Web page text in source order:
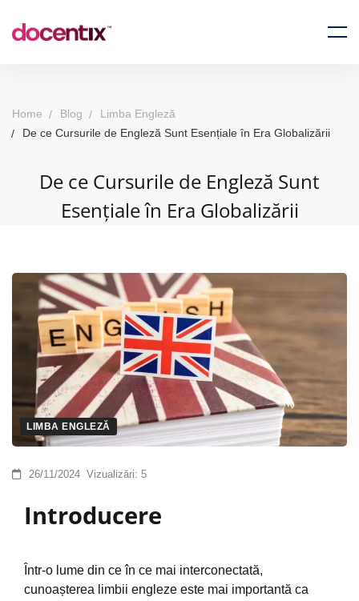
Home Blog
Limba Engleză
De ce Cursurile de Engleză Sunt Esențiale în Era Globalizării
De ce Cursurile de Engleză Sunt
Esențiale în Era Globalizării
LIMBA ENGLEZĂ
26/11/2024 Vizualizări: 5
Introducere
Într-o lume din ce în ce mai interconectată,
cunoașterea limbii engleze este mai importantă ca